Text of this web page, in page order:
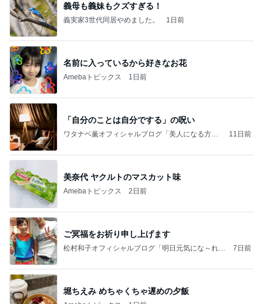
義母も義妹もクズすぎる！
義実家3世代同居やめました。 1日前
名前に入っているから好きなお花
Amebaトピックス 1日前
「自分のことは自分でする」の呪い
ワタナベ薫オフィシャルブログ「美人になる方
11日前
美奈代 ヤクルトのマスカット味
Amebaトピックス 2日前
ご冥福をお祈り申し上げます
松村和子オフィシャルブログ「明日元気にな～れ」
7日前
堀ちえみ めちゃくちゃ遅めの夕飯